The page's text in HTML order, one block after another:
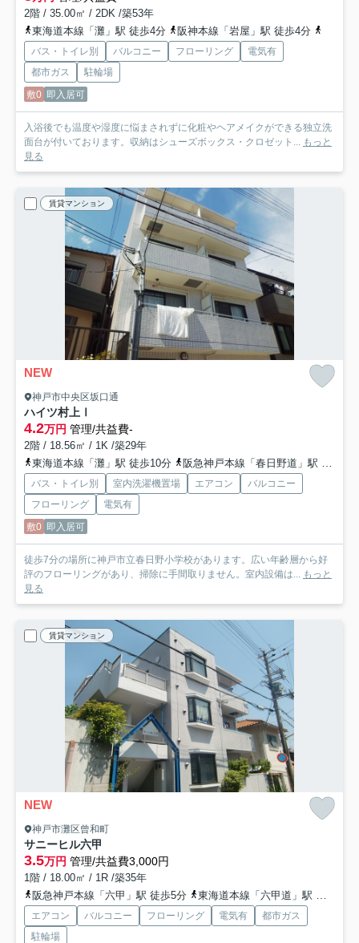
2階 / 35.00㎡ / 2DK /築53年
東海道本線「灘」駅 徒歩4分
阪神本線「岩屋」駅 徒歩4分
バス・トイレ別 バルコニー フローリング
電気有
都市ガス
駐輪場
敷0 即入居可
入浴後でも温度や湿度に悩まされずに化粧やヘアメイクができる独立洗
面台が付いております。収納はシューズボックス・クロゼット...
もっと
見る
賃貸マンション
NEW
神戸市中央区坂口通
ハイツ村上Ⅰ
4.2万円 管理/共益費-
2階 / 18.56㎡ / 1K /築29年
東海道本線「灘」駅 徒歩10分
阪急神戸本線「春日野道」駅 徒歩12分
バス・トイレ別 室内洗濯機置場 エアコン
バルコニー
フローリング
電気有
敷0 即入居可
徒歩7分の場所に神戸市立春日野小学校があります。広い年齢層から好
評のフローリングがあり、掃除に手間取りません。室内設備は...
もっと
見る
賃貸マンション
NEW
神戸市灘区曾和町
サニーヒル六甲
3.5万円 管理/共益費3,000円
1階 / 18.00㎡ / 1R /築35年
阪急神戸本線「六甲」駅 徒歩5分
東海道本線「六甲道」駅 徒歩13分
エアコン バルコニー フローリング 電気有
都市ガス
駐輪場